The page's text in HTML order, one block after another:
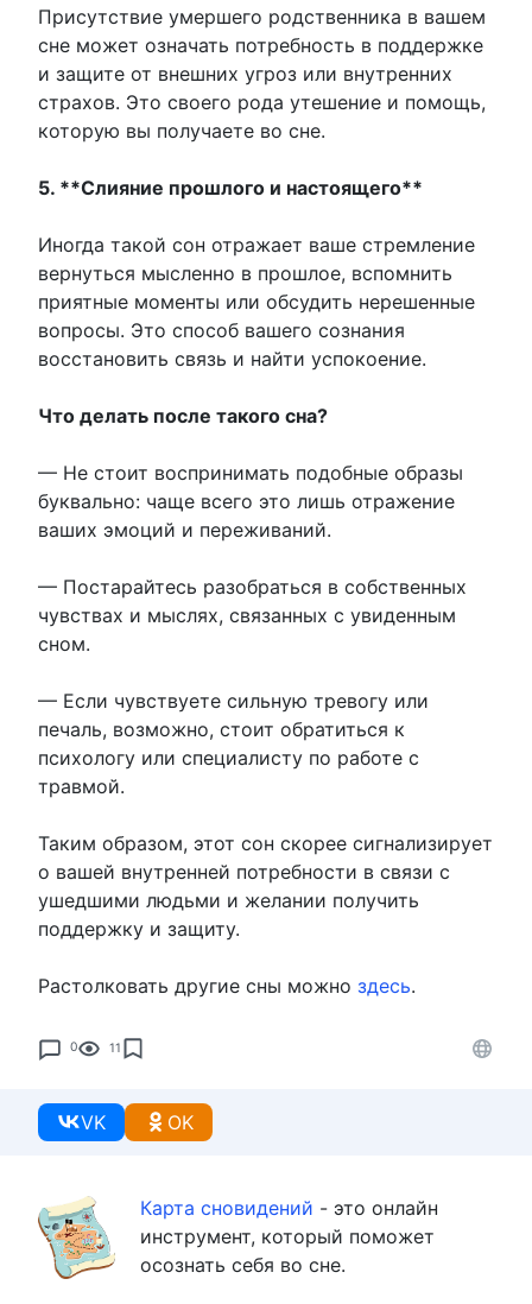
Присутствие умершего родственника в вашем
сне может означать потребность в поддержке
и защите от внешних угроз или внутренних
страхов. Это своего рода утешение и помощь,
которую вы получаете во сне.
5. **Слияние прошлого и настоящего**
Иногда такой сон отражает ваше стремление
вернуться мысленно в прошлое, вспомнить
приятные моменты или обсудить нерешенные
вопросы. Это способ вашего сознания
восстановить связь и найти успокоение.
Что делать после такого сна?
— Не стоит воспринимать подобные образы
буквально: чаще всего это лишь отражение
ваших эмоций и переживаний.
— Постарайтесь разобраться в собственных
чувствах и мыслях, связанных с увиденным
сном.
— Если чувствуете сильную тревогу или
печаль, возможно, стоит обратиться к
психологу или специалисту по работе с
травмой.
Таким образом, этот сон скорее сигнализирует
о вашей внутренней потребности в связи с
ушедшими людьми и желании получить
поддержку и защиту.
Растолковать другие сны можно здесь.
0 11
VK OK
Карта сновидений - это онлайн
инструмент, который поможет
осознать себя во сне.